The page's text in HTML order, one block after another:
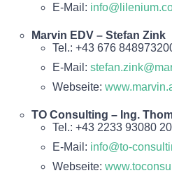
E-Mail:
Marvin EDV – Stefan Zink
Tel.: +43 676
E-Mail:
Webseite:
TO Consulting – Ing.
Tel.: +43 2233 93080
E-Mail: info@to-
Webseite: